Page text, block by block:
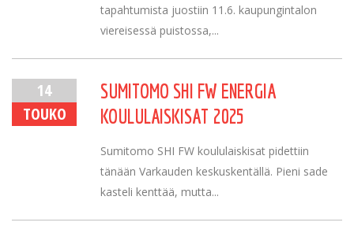
tapahtumista juostiin 11.6. kaupungintalon
viereisessä puistossa,...
14
TOUKO
SUMITOMO SHI FW ENERGIA
KOULULAISKISAT 2025
Sumitomo SHI FW koululaiskisat pidettiin
tänään Varkauden keskuskentällä. Pieni sade
kasteli kenttää, mutta...